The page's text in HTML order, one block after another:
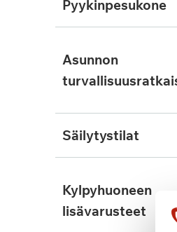
pyykinpesukone
asunnon
säilytystilat
kylpyhuoneen
lisävarusteet